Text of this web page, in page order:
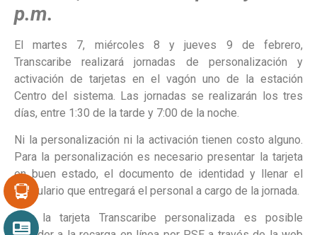
p.m.
El martes 7, miércoles 8 y jueves 9 de febrero,
Transcaribe realizará jornadas de personalización y
activación de tarjetas en el vagón uno de la estación
Centro del sistema. Las jornadas se realizarán los tres
días, entre 1:30 de la tarde y 7:00 de la noche.
Ni la personalización ni la activación tienen costo alguno.
Para la personalización es necesario presentar la tarjeta
en buen estado, el documento de identidad y llenar el
formulario que entregará el personal a cargo de la jornada.
Con la tarjeta Transcaribe personalizada es posible